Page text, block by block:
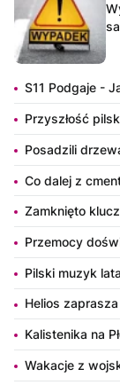
S11 Podgaje -
Przyszłość
Posadzili
Co dalej z
Zamknięto
Przemocy
Pilski muzyk
Helios
Kalistenika na
Wakacje z